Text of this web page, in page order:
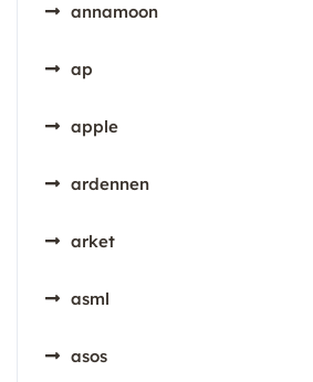
annamoon
ap
apple
ardennen
arket
asml
asos